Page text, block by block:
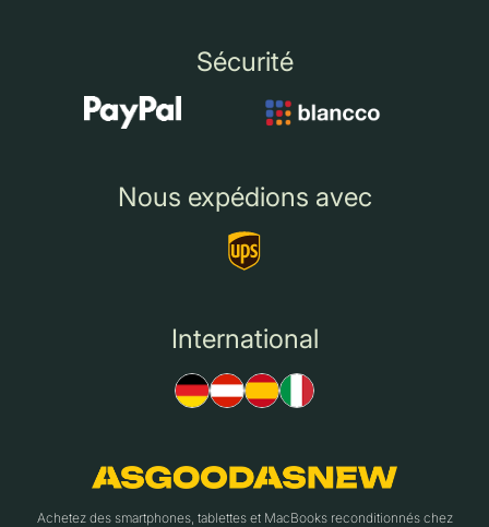
Sécurité
Nous expédions avec
International
Achetez des smartphones, tablettes et MacBooks reconditionnés chez